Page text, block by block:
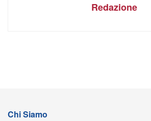
Redazione
Chi Siamo